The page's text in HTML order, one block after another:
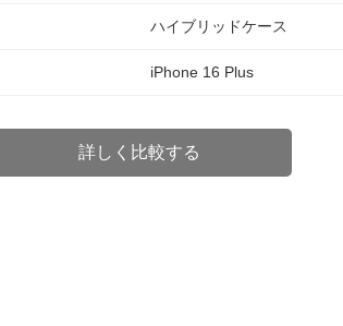
ハイブリッドケース
iPhone 16 Plus
詳しく比較する